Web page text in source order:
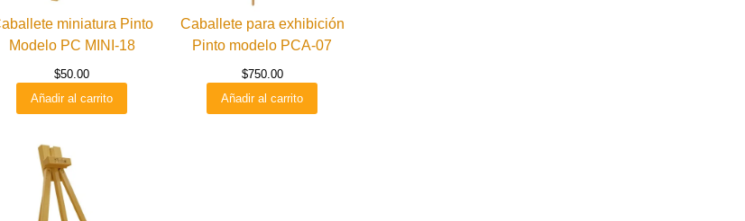
miniatura Pinto
Modelo PC MINI-18
$50.00
Añadir al carrito
Caballete para exhibición
Pinto modelo PCA-07
$750.00
Añadir al carrito